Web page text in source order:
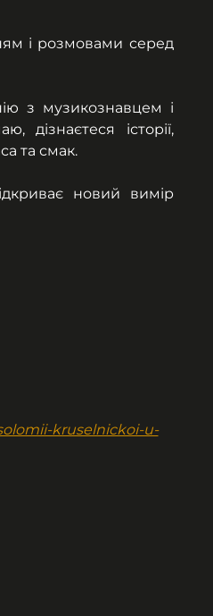
і розмовами серед
з музикознавцем і
історії,
та смак.
новий вимір
kruselnickoi-u-